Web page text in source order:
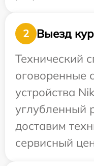
2
Выезд
Технический
оговоренные
устройства
углубленный
доставим
сервисный